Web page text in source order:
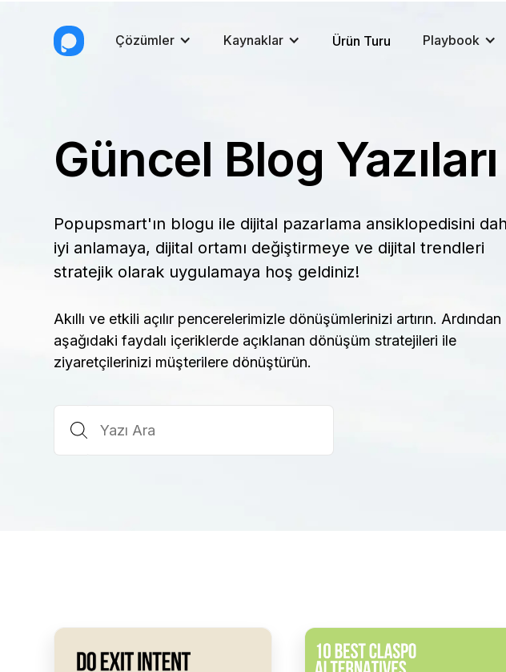
Çözümler Kaynaklar Ürün Turu Playbook
Güncel Blog Yazıları
Popupsmart'ın blogu ile dijital pazarlama ansiklopedisini
iyi anlamaya, dijital ortamı değiştirmeye ve dijital trendleri
stratejik olarak uygulamaya hoş geldiniz!
Akıllı ve etkili açılır pencerelerimizle dönüşümlerinizi artırın. Ardından
aşağıdaki faydalı içeriklerde açıklanan dönüşüm stratejileri ile
ziyaretçilerinizi müşterilere dönüştürün.